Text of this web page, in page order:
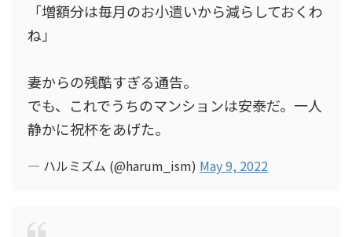
「増額分は毎月のお小遣いから減らしておくわ
ね」
妻からの残酷すぎる通告。
でも、これでうちのマンションは安泰だ。一人
静かに祝杯をあげた。
— ハルミズム (@harum_ism) May 9, 2022